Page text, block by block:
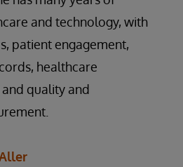
and technology, with
patient engagement,
healthcare
quality and